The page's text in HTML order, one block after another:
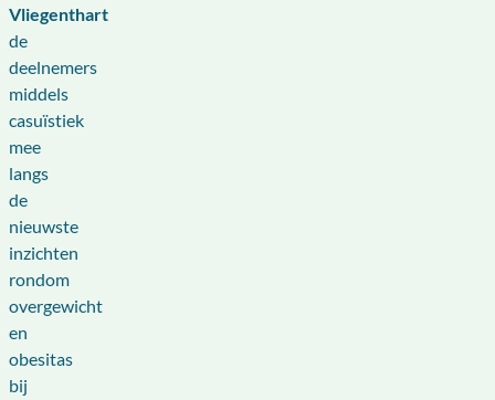
Vliegenthart
de
deelnemers
middels
casuïstiek
mee
langs
de
nieuwste
inzichten
rondom
overgewicht
en
obesitas
bij